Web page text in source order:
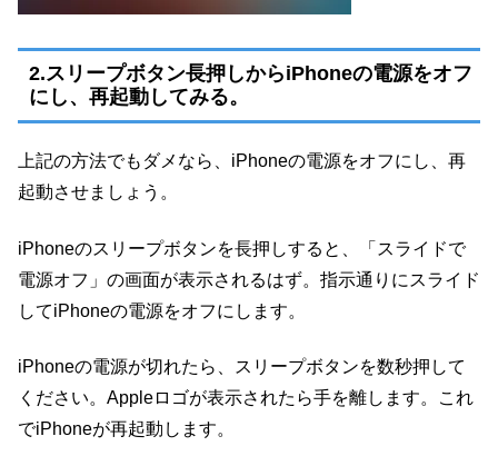
2.スリープボタン長押しからiPhoneの電源をオフ
にし、再起動してみる。
上記の方法でもダメなら、iPhoneの電源をオフにし、再
起動させましょう。
iPhoneのスリープボタンを長押しすると、「スライドで
電源オフ」の画面が表示されるはず。指示通りにスライド
してiPhoneの電源をオフにします。
iPhoneの電源が切れたら、スリープボタンを数秒押して
ください。Appleロゴが表示されたら手を離します。これ
でiPhoneが再起動します。